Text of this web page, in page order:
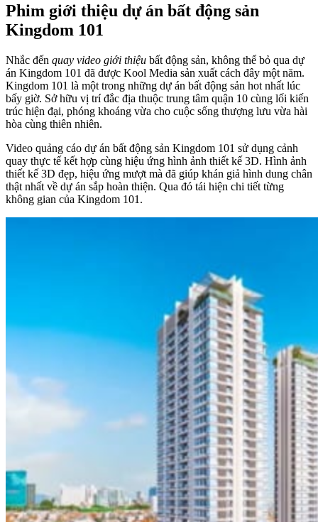
Phim giới thiệu dự án bất động sản
Kingdom 101
Nhắc đến quay video giới thiệu bất động sản, không thể bỏ qua dự
án Kingdom 101 đã được Kool Media sản xuất cách đây một năm.
Kingdom 101 là một trong những dự án bất động sản hot nhất lúc
bấy giờ. Sở hữu vị trí đắc địa thuộc trung tâm quận 10 cùng lối kiến
trúc hiện đại, phóng khoáng vừa cho cuộc sống thượng lưu vừa hài
hòa cùng thiên nhiên.
Video quảng cáo dự án bất động sản Kingdom 101 sử dụng cảnh
quay thực tế kết hợp cùng hiệu ứng hình ảnh thiết kế 3D. Hình ảnh
thiết kế 3D đẹp, hiệu ứng mượt mà đã giúp khán giả hình dung chân
thật nhất về dự án sắp hoàn thiện. Qua đó tái hiện chi tiết từng
không gian của Kingdom 101.